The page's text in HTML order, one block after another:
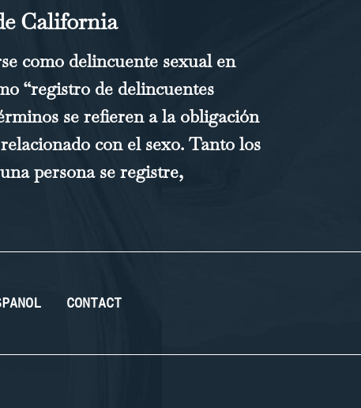
California
como delincuente sexual en
“registro de delincuentes
se refieren a la obligación
con el sexo. Tanto los
persona se registre,
CONTACT